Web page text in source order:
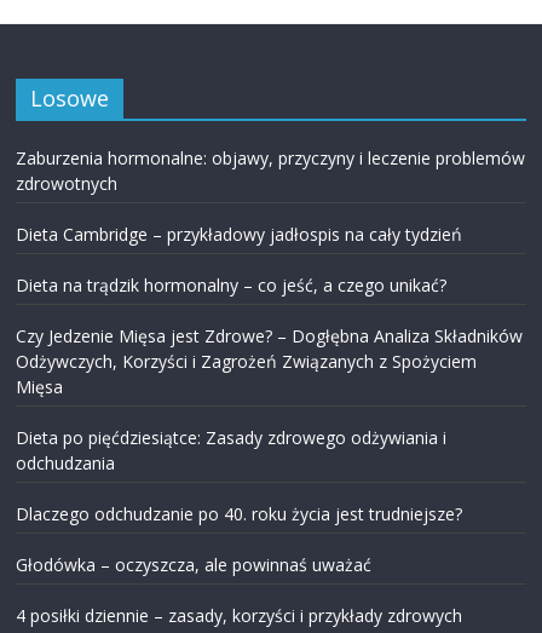
Losowe
Zaburzenia hormonalne: objawy, przyczyny i leczenie problemów
zdrowotnych
Dieta Cambridge – przykładowy jadłospis na cały tydzień
Dieta na trądzik hormonalny – co jeść, a czego unikać?
Czy Jedzenie Mięsa jest Zdrowe? – Dogłębna Analiza Składników
Odżywczych, Korzyści i Zagrożeń Związanych z Spożyciem
Mięsa
Dieta po pięćdziesiątce: Zasady zdrowego odżywiania i
odchudzania
Dlaczego odchudzanie po 40. roku życia jest trudniejsze?
Głodówka – oczyszcza, ale powinnaś uważać
4 posiłki dziennie – zasady, korzyści i przykłady zdrowych